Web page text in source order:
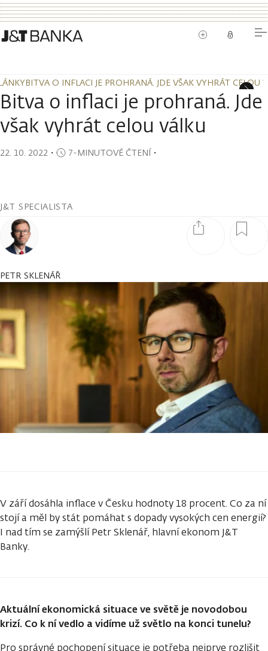
BITVA O INFLACI JE PROHRANÁ. JDE VŠAK VYHRÁT CELOU
BITVA O INFLACI JE PROHRANÁ. JDE VŠAK VYHRÁT CELOU
Bitva o inflaci je prohraná. Jde
však vyhrát celou válku
22. 10. 2022 ・ 7-MINUTOVÉ ČTENÍ・
J&T SPECIALISTA
PETR SKLENÁŘ
V září dosáhla inflace v Česku hodnoty 18 procent. Co za ní
stojí a měl by stát pomáhat s dopady vysokých cen energií?
I nad tím se zamýšlí Petr Sklenář, hlavní ekonom J&T
Banky.
Aktuální ekonomická situace ve světě je novodobou
krizí. Co k ní vedlo a vidíme už světlo na konci tunelu?
Pro správné pochopení situace je potřeba nejprve rozlišit